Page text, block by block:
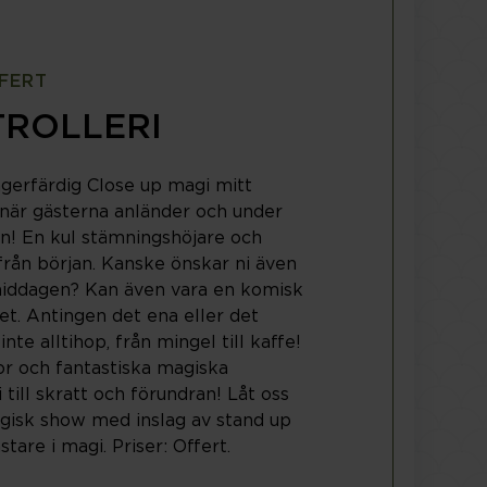
Close up magi mitt
gästerna anländer och under
En kul stämningshöjare och
början. Kanske önskar ni även
Kan även vara en komisk
Antingen det ena eller det
alltihop, från mingel till kaffe!
och fantastiska magiska
till skratt och förundran! Låt oss
show med inslag av stand up
i magi. Priser: Offert.